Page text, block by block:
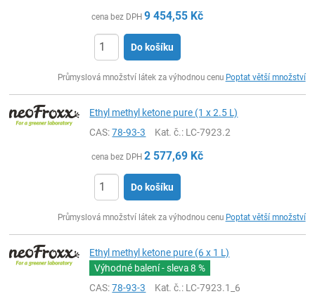
cena bez DPH 9 454,55 Kč
Do košíku
Průmyslová množství látek za výhodnou cenu Poptat větší množství
Ethyl methyl ketone pure (1 x 2.5 L)
CAS:78-93-3 Kat. č.: LC-7923.2
cena bez DPH 2 577,69 Kč
Do košíku
Průmyslová množství látek za výhodnou cenu Poptat větší množství
Ethyl methyl ketone pure (6 x 1 L)
Výhodné balení - sleva8 %
CAS:78-93-3 Kat. č.: LC-7923.1_6